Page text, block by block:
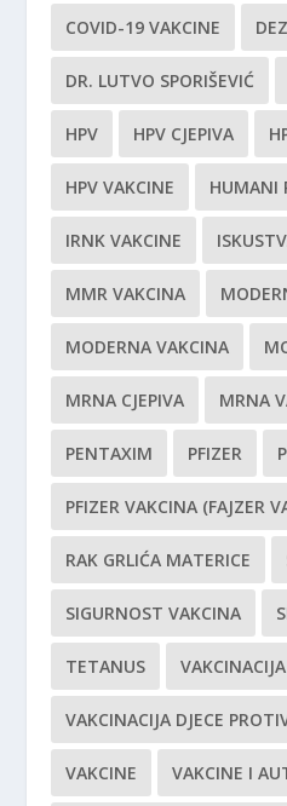
COVID-19 VAKCINE
DR. LUTVO SPORIŠEVIĆ
HPV HPV CJEPIVA
HPV VAKCINE HUMANI
IRNK VAKCINE
MMR VAKCINA
MODERNA VAKCINA
MRNA CJEPIVA MRNA
PENTAXIM PFIZER
PFIZER VAKCINA (FAJZER
RAK GRLIĆA MATERICE
SIGURNOST VAKCINA
TETANUS VAKCINACIJA
VAKCINACIJA DJECE
VAKCINE VAKCINE I